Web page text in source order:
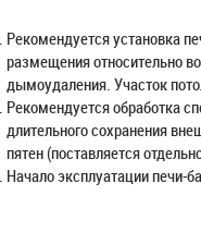
Рекомендуется установка
размещения относительно
дымоудаления. Участок
Рекомендуется обработка
длительного сохранения
пятен (поставляется
Начало эксплуатации печи-